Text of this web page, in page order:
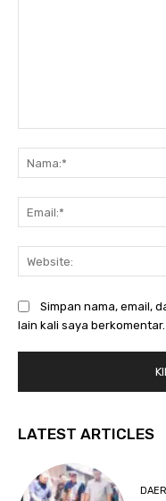
Simpan nama, email,
lain kali saya berkomentar.
LATEST ARTICLES